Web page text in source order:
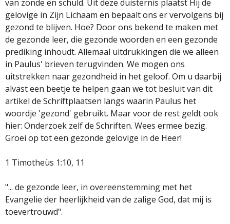
van zonde en schuld. Uit deze duisternis plaatst Hij de
gelovige in Zijn Lichaam en bepaalt ons er vervolgens bij
gezond te blijven. Hoe? Door ons bekend te maken met
de gezonde leer, die gezonde woorden en een gezonde
prediking inhoudt. Allemaal uitdrukkingen die we alleen
in Paulus' brieven terugvinden. We mogen ons
uitstrekken naar gezondheid in het geloof. Om u daarbij
alvast een beetje te helpen gaan we tot besluit van dit
artikel de Schriftplaatsen langs waarin Paulus het
woordje 'gezond' gebruikt. Maar voor de rest geldt ook
hier: Onderzoek zelf de Schriften. Wees ermee bezig.
Groei op tot een gezonde gelovige in de Heer!
1 Timotheüs 1:10, 11
"... de gezonde leer, in overeenstemming met het
Evangelie der heerlijkheid van de zalige God, dat mij is
toevertrouwd".